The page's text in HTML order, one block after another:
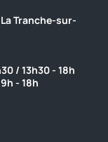
Tranche-sur-
/ 13h30 - 18h
18h